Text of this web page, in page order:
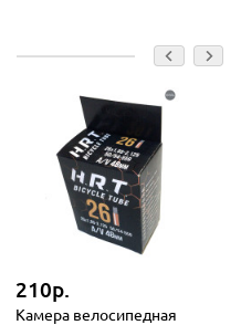
210р.
Камера велосипедная